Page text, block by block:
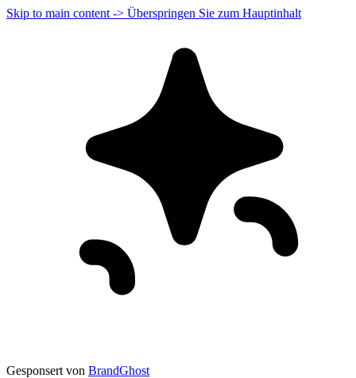
Skip to main content -> Überspringen Sie zum Hauptinhalt
Gesponsert von BrandGhost